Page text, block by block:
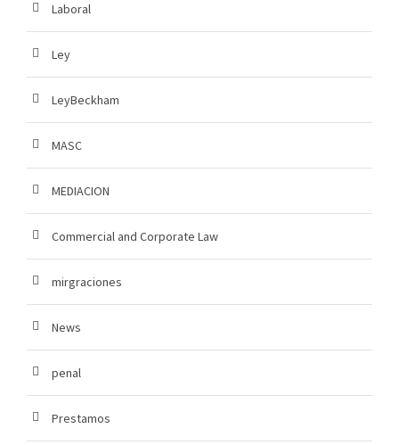
Laboral
Ley
LeyBeckham
MASC
MEDIACION
Commercial and Corporate Law
mirgraciones
News
penal
Prestamos